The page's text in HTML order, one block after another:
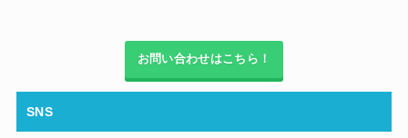
お問い合わせはこちら！
SNS